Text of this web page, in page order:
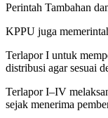
Perintah Tambahan
KPPU juga
Terlapor I untuk
distribusi agar sesuai
Terlapor I–IV
sejak menerima